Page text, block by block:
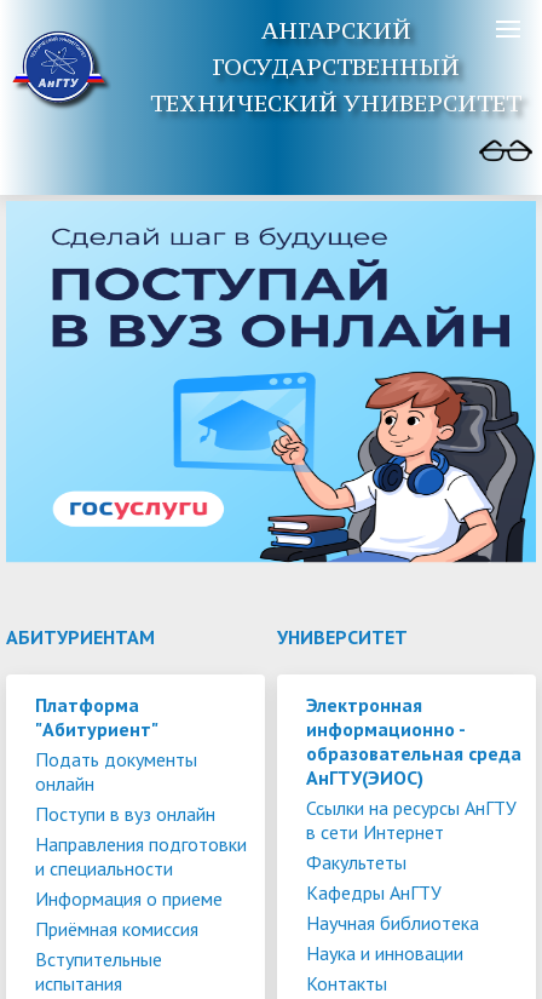
АНГАРСКИЙ
ГОСУДАРСТВЕННЫЙ
ТЕХНИЧЕСКИЙ УНИВЕРСИТЕТ
АБИТУРИЕНТАМ
Платформа
"Абитуриент"
Подать документы
онлайн
Поступи в вуз онлайн
Направления подготовки
и специальности
Информация о приеме
Приёмная комиссия
Вступительные
испытания
УНИВЕРСИТЕТ
Электронная
информационно -
образовательная среда
АнГТУ(ЭИОС)
Ссылки на ресурсы АнГТУ
в сети Интернет
Факультеты
Кафедры АнГТУ
Научная библиотека
Наука и инновации
Контакты